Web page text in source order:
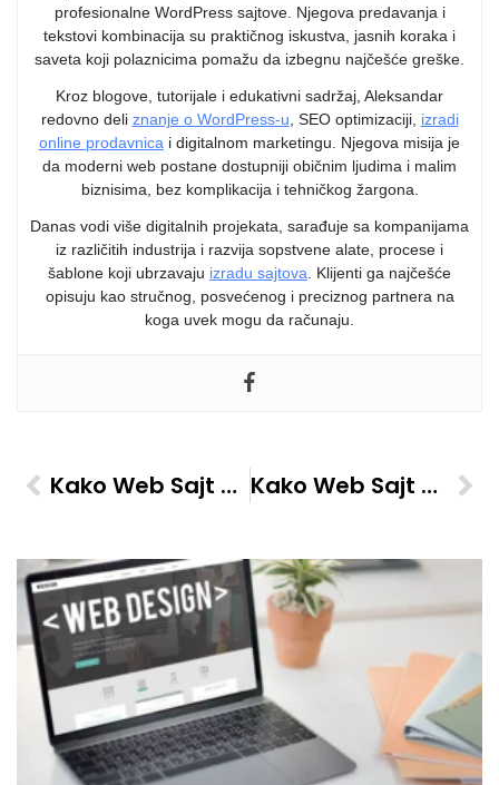
profesionalne WordPress sajtove. Njegova predavanja i
tekstovi kombinacija su praktičnog iskustva, jasnih koraka i
saveta koji polaznicima pomažu da izbegnu najčešće greške.
Kroz blogove, tutorijale i edukativni sadržaj, Aleksandar
redovno deli znanje o WordPress-u, SEO optimizaciji, izradi
online prodavnica i digitalnom marketingu. Njegova misija je
da moderni web postane dostupniji običnim ljudima i malim
biznisima, bez komplikacija i tehničkog žargona.
Danas vodi više digitalnih projekata, sarađuje sa kompanijama
iz različitih industrija i razvija sopstvene alate, procese i
šablone koji ubrzavaju izradu sajtova. Klijenti ga najčešće
opisuju kao stručnog, posvećenog i preciznog partnera na
koga uvek mogu da računaju.
Kako Web Sajt Pomaže U Povećanju Online Vidljivosti Firme Kako Web Sajt Pomaže U Izgradnji Brenda Male Firme